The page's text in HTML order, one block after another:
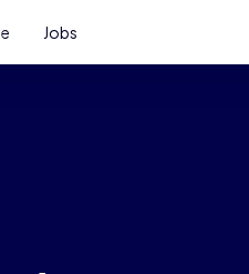
Jobs